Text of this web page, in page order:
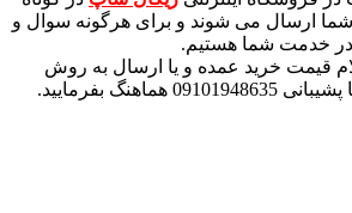
ارسال می شوند و برای هرگونه سوال و
در خدمت شما هستیم.
قیمت خرید عمده و یا ارسال به روش
هماهنگ بفرمایید.